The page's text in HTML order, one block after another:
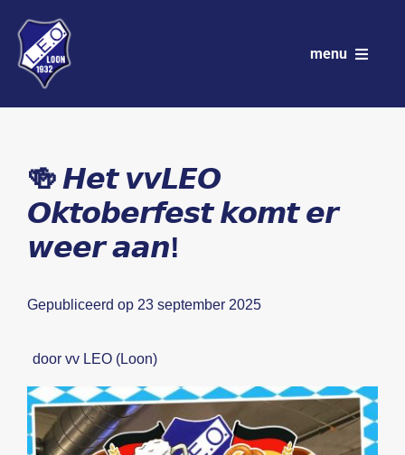
naar
inhoud
menu
Wedstrijdprogramma
Activiteitenkalender
Beeldbank
🍻 𝙃𝙚𝙩 𝙫𝙫𝙇𝙀𝙊
𝙊𝙠𝙩𝙤𝙗𝙚𝙧𝙛𝙚𝙨𝙩 𝙠𝙤𝙢𝙩 𝙚𝙧
𝙬𝙚𝙚𝙧 𝙖𝙖𝙣!
Gepubliceerd op 23 september 2025
door vv LEO (Loon)